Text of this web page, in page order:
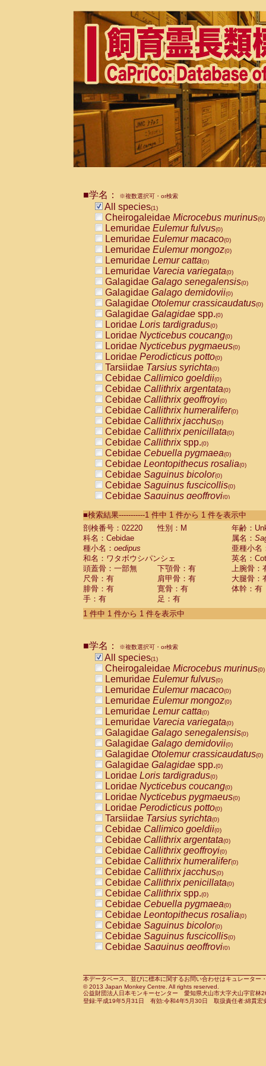
■学名： ※複数選択可・or検索
All species(1)
Cheirogaleidae Microcebus murinus(0)
Lemuridae Eulemur fulvus(0)
Lemuridae Eulemur macaco(0)
Lemuridae Eulemur mongoz(0)
Lemuridae Lemur catta(0)
Lemuridae Varecia variegata(0)
Galagidae Galago senegalensis(0)
Galagidae Galago demidovii(0)
Galagidae Otolemur crassicaudatus(0)
Galagidae Galagidae spp.(0)
Loridae Loris tardigradus(0)
Loridae Nycticebus coucang(0)
Loridae Nycticebus pygmaeus(0)
Loridae Perodicticus potto(0)
Tarsiidae Tarsius syrichta(0)
Cebidae Callimico goeldii(0)
Cebidae Callithrix argentata(0)
Cebidae Callithrix geoffroyi(0)
Cebidae Callithrix humeralifer(0)
Cebidae Callithrix jacchus(0)
Cebidae Callithrix penicillata(0)
Cebidae Callithrixspp.(0)
Cebidae Cebuella pygmaea(0)
Cebidae Leontopithecus rosalia(0)
Cebidae Saguinus bicolor(0)
Cebidae Saguinus fuscicollis(0)
Cebidae Saguinus geoffroyi(0)
CebidaeSaguinus labiatus(0)
Cebidae Saguinus leucopus (0)
Cebidae
Cebidae
CebidaeSaguinus nigricollis (0)
Cebidae Saguinus oedipus
Cebidae Saguinus weddelli
Cebidae Saguinusspp.
Cebidae Aotus trivirgatus
Cebidae Cebus albifrons
CebidaeCebus nigrivittatus
CebidaeCebus
CebidaeSaimiri boliviensis(0)
CebidaeSaimiri sciureus(0)
AtelidaeAlouatta caraya(0)
AtelidaeAlouatta fusca(0)
AtelidaeAlouatta seniculus
AtelidaeAlouattaspp.(0)
AtelidaeAteles belzebuth(0)
AtelidaeAteles geoffroyi(0)
AtelidaeAteles paniscus(0)
AtelidaeAtelesspp.(0)
Atelidae Lagothrix lagothricha
AtelidaeLagothrix lagothricha cana
PitheciidaeCacajao calvus
PitheciidaeCallicebus cupreus
PitheciidaeCallicebus donacophilus
PitheciidaeCallicebus moloch
PitheciidaeCallicebus torquatus
PitheciidaeCallicebusspp.(0)
PitheciidaeChiropotes satanas(0)
PitheciidaePithecia monachus
PitheciidaePithecia pithecia(0)
CercopithecidaeCercocebus agilis
CercopithecidaeCercocebus
CercopithecidaeCercocebus
CercopithecidaeCercocebus
CercopithecidaeCercocebus
CercopithecidaeCercocebushybrid
CercopithecidaePapio anubis(0)
CercopithecidaePapio cynocephalus
CercopithecidaePapio hamadryas(0)
■検索結果-----------1 件中 1 件から 1 件を表示中
剖検番号：02220
性別：M
年齢：
科名：Cebidae
属名：
種小名： oedipus
亜種小名
和名：ワタボウシパンシェ
英名：
頭蓋骨：一部無
下顎骨：有
上腕骨：
尺骨：有
肩甲骨：有
大腿骨：
腓骨：有
寛骨：有
体幹：有
手：有
足：有
1 件中 1 件から 1 件を表示中
■学名： ※複数選択可・or検索
All species(1)
Cheirogaleidae Microcebus murinus(0)
Lemuridae Eulemur fulvus(0)
Lemuridae Eulemur macaco(0)
Lemuridae Eulemur mongoz(0)
Lemuridae Lemur catta(0)
Lemuridae Varecia variegata(0)
Galagidae Galago senegalensis(0)
Galagidae Galago demidovii(0)
Galagidae Otolemur crassicaudatus(0)
Galagidae Galagidae spp.(0)
Loridae Loris tardigradus(0)
Loridae Nycticebus coucang(0)
Loridae Nycticebus pygmaeus(0)
Loridae Perodicticus potto(0)
Tarsiidae Tarsius syrichta(0)
Cebidae Callimico goeldii(0)
Cebidae Callithrix argentata(0)
Cebidae Callithrix geoffroyi(0)
Cebidae Callithrix humeralifer(0)
Cebidae Callithrix jacchus(0)
Cebidae Callithrix penicillata(0)
Cebidae Callithrixspp.(0)
Cebidae Cebuella pygmaea(0)
Cebidae Leontopithecus rosalia(0)
Cebidae Saguinus bicolor(0)
Cebidae Saguinus fuscicollis(0)
Cebidae Saguinus geoffroyi(0)
CebidaeSaguinus leucopus(0)
CebidaeSaguinus midas(0)
Cebidae Saguinus mystax(0)
本データベース、並びに標本に関するお問い合わせはキュレータ
© 2013 Japan Monkey Centre. All rights reserved.
公益財団法人日本モンキーセンター 愛知県犬山市大字犬山字官
登録:平成19年5月31日 有効:令和4年5月30日 取扱責任者:綿貫宏